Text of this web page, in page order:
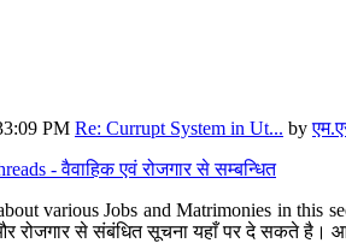
PM Re: Currupt System in Ut... by
- वैवाहिक एवं रोजगार से सम्बन्धित
various Jobs and Matrimonies in this
रोजगार से संबंधित सूचना यहाँ पर दे सकते है।